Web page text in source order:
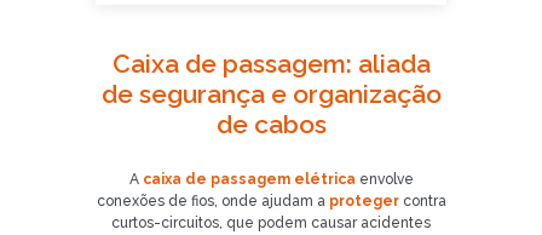
Caixa de passagem: aliada
de segurança e organização
de cabos
A caixa de passagem elétrica envolve
conexões de fios, onde ajudam a proteger contra
curtos-circuitos, que podem causar acidentes